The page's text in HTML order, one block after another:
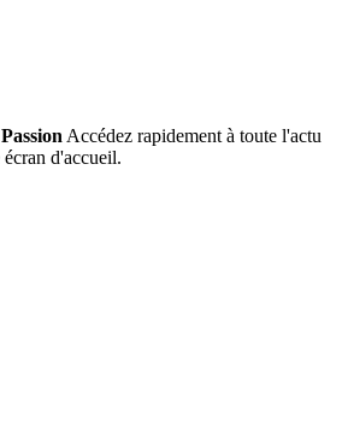
Accédez rapidement à toute l'actu
d'accueil.